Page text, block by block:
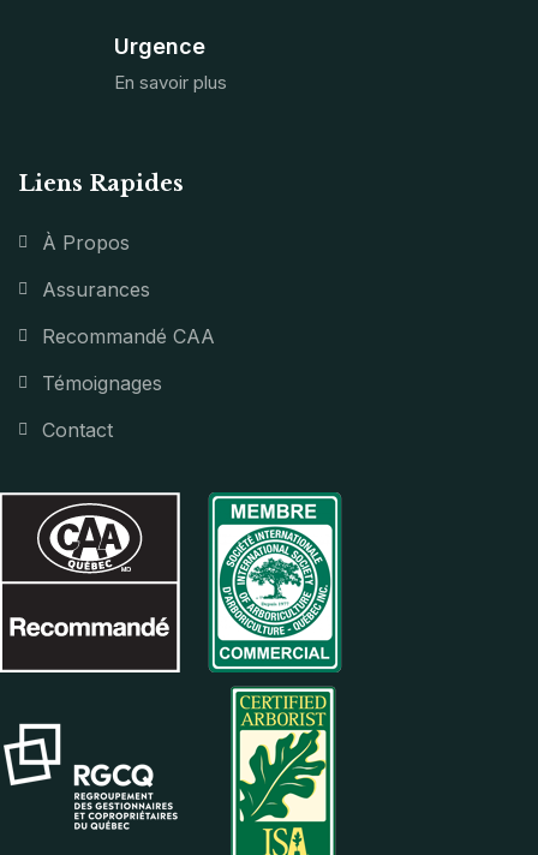
Urgence
En savoir plus
Liens Rapides
À Propos
Assurances
Recommandé CAA
Témoignages
Contact